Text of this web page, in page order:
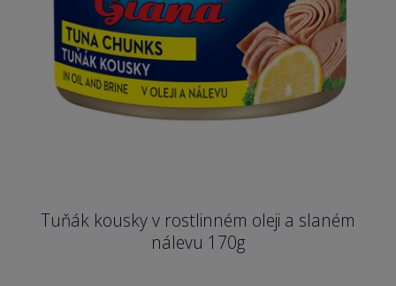
Tuňák kousky v rostlinném oleji a slaném
nálevu 170g